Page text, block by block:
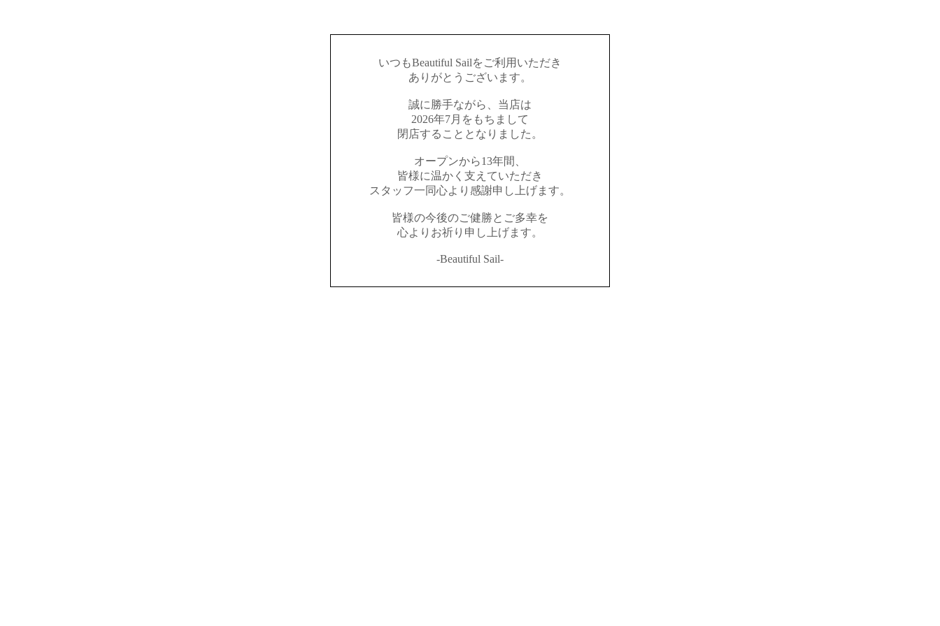
いつもBeautiful Sailをご利用いただき
ありがとうございます。
誠に勝手ながら、当店は
2026年7月をもちまして
閉店することとなりました。
オープンから13年間、
皆様に温かく支えていただき
スタッフ一同心より感謝申し上げます。
皆様の今後のご健勝とご多幸を
心よりお祈り申し上げます。
-Beautiful Sail-